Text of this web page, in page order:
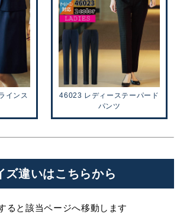
インス
46023 レディーステーパード
パンツ
ズ違いはこちらから
ると該当ページへ移動します